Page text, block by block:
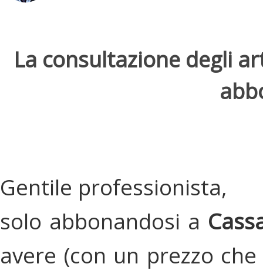
La consultazione degli
Gentile professionista,
solo abbonandosi a
avere (con un prezzo